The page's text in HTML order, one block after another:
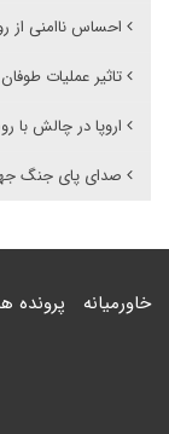
احساس ناامنی از
تاثیر عملیات
اروپا در چالش
صدای پای جنگ
خاورمیانه پرونده